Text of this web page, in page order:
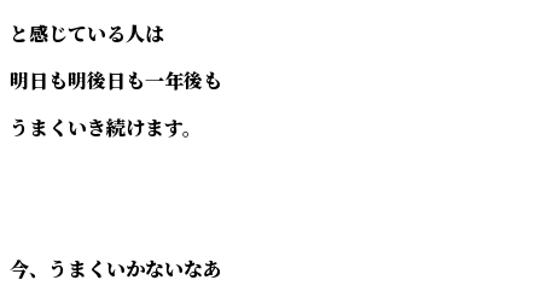
と感じている人は
明日も明後日も一年後も
うまくいき続けます。
今、うまくいかないなあ